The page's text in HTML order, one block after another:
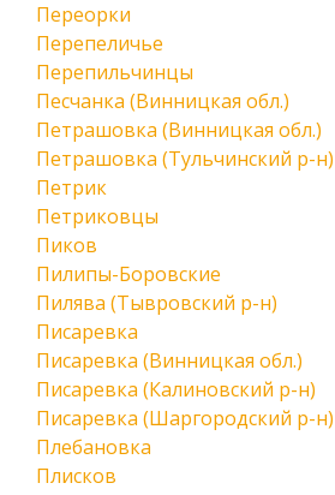
Переорки
Перепеличье
Перепильчинцы
Песчанка (Винницкая обл.)
Петрашовка (Винницкая обл.)
Петрашовка (Тульчинский р-н)
Петрик
Петриковцы
Пиков
Пилипы-Боровские
Пилява (Тывровский р-н)
Писаревка
Писаревка (Винницкая обл.)
Писаревка (Калиновский р-н)
Писаревка (Шаргородский р-н)
Плебановка
Плисков